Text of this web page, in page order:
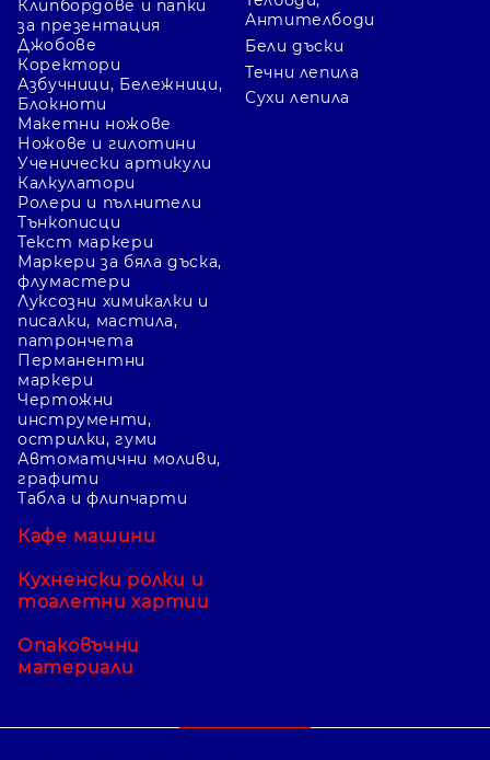
Клипбордове и папки
за презентация
Джобове
Коректори
Азбучници, Бележници,
Блокноти
Антителбоди
Бели дъски
Течни лепила
Сухи лепила
Макетни ножове
Ножове и гилотини
Ученически артикули
Калкулатори
Ролери и пълнители
Тънкописци
Текст маркери
Маркери за бяла дъска,
флумастери
Луксозни химикалки и
писалки, мастила,
патрончета
Перманентни
маркери
Чертожни
инструменти,
острилки, гуми
Автоматични моливи,
графити
Табла и флипчарти
Кафе машини
Кухненски ролки и
тоалетни хартии
Опаковъчни
материали